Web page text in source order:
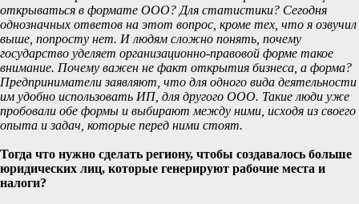
открываться в формате ООО? Для статистики? Сегодня
однозначных ответов на этот вопрос, кроме тех, что я озвучил
выше, попросту нет. И людям сложно понять, почему
государство уделяет организационно-правовой форме такое
внимание. Почему важен не факт открытия бизнеса, а форма?
Предприниматели заявляют, что для одного вида деятельности
им удобно использовать ИП, для другого ООО. Такие люди уже
пробовали обе формы и выбирают между ними, исходя из своего
опыта и задач, которые перед ними стоят.
Тогда что нужно сделать региону, чтобы создавалось больше
юридических лиц, которые генерируют рабочие места и
налоги?